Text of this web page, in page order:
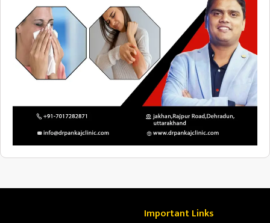
Important Links